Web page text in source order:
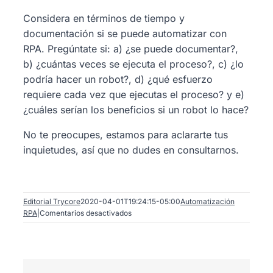
for:Considera en términos de tiempo y
documentación si se puede automatizar con
RPA. Pregúntate si: a) ¿se puede documentar?,
b) ¿cuántas veces se ejecuta el proceso?, c) ¿lo
podría hacer un robot?, d) ¿qué esfuerzo
requiere cada vez que ejecutas el proceso? y e)
¿cuáles serían los beneficios si un robot lo hace?
No te preocupes, estamos para aclararte tus
inquietudes, así que no dudes en consultarnos.
Editorial Trycore2020-04-01T19:24:15-05:00Automatización
RPA Comentarios desactivadosen
¿Cómo